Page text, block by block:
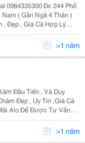
0984335300 Đc 244 Phố
( Gần Ngã 4 Thân )
, Đẹp , Giá Cả Hợp Lý
Văn , 3D, Xăm Chân
Tôi Nhận Đào Tạo Học
>1 năm
Đầu Tiên , Và Duy
Đẹp , Uy Tín ,Giá Cả
Alo Để Được Tư Vấn
(Art Tuấn ) Đc 244 Phố
( Gần Ngac 4 Thân )
>1 năm